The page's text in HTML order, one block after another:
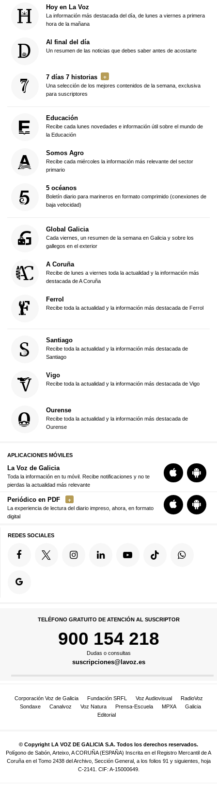
Hoy en La Voz
La información más destacada del día, de lunes a viernes a primera
hora de la mañana
Al final del día
Un resumen de las noticias que debes saber antes de acostarte
7 días 7 historias
Una selección de los mejores contenidos de la semana, exclusiva
para suscriptores
Educación
Recibe cada lunes novedades e información útil sobre el mundo de
la Educación
Somos Agro
Recibe cada miércoles la información más relevante del sector
primario
5 océanos
Boletín diario para marineros en formato comprimido (conexiones de
baja velocidad)
Global Galicia
Cada viernes, un resumen de la semana en Galicia y sobre los
gallegos en el exterior
A Coruña
Recibe de lunes a viernes toda la actualidad y la información más
destacada de A Coruña
Ferrol
Recibe toda la actualidad y la información más destacada de Ferrol
Santiago
Recibe toda la actualidad y la información más destacada de
Santiago
Vigo
Recibe toda la actualidad y la información más destacada de Vigo
Ourense
Recibe toda la actualidad y la información más destacada de
Ourense
APLICACIONES MÓVILES
La Voz de Galicia
Toda la información en tu móvil. Recibe notificaciones y no te
pierdas la actualidad más relevante
Periódico en PDF
La experiencia de lectura del diario impreso, ahora, en formato
digital
REDES SOCIALES
TELÉFONO GRATUITO DE ATENCIÓN AL SUSCRIPTOR
900 154 218
Dudas o consultas
suscripciones@lavoz.es
Corporación Voz de Galicia Fundación SRFL Voz Audiovisual
RadioVoz
Sondaxe
Canalvoz Voz Natura Prensa-Escuela MPXA
Galicia
Editorial
© Copyright LA VOZ DE GALICIA S.A. Todos los derechos reservados.
Polígono de Sabón, Arteixo, A CORUÑA (ESPAÑA) Inscrita en el Registro Mercantil de A
Coruña en el Tomo 2438 del Archivo, Sección General, a los folios 91 y siguientes, hoja
C-2141. CIF: A-15000649.